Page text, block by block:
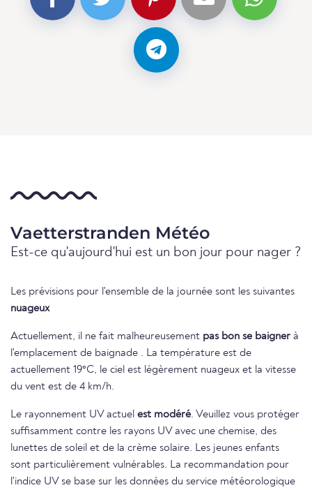
Vaetterstranden Météo
Est-ce qu'aujourd'hui est un bon jour pour nager ?
Les prévisions pour l'ensemble de la journée sont les suivantes
nuageux
Actuellement, il ne fait malheureusement pas bon se baigner à
l'emplacement de baignade . La température est de
actuellement 19°C, le ciel est légèrement nuageux et la vitesse
du vent est de 4 km/h.
Le rayonnement UV actuel est modéré. Veuillez vous protéger
suffisamment contre les rayons UV avec une chemise, des
lunettes de soleil et de la crème solaire. Les jeunes enfants
sont particulièrement vulnérables. La recommandation pour
l'indice UV se base sur les données du service météorologique